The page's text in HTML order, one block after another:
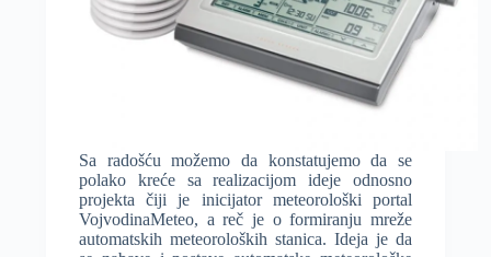
Sa radošću možemo da konstatujemo da se
polako kreće sa realizacijom ideje odnosno
projekta čiji je inicijator meteorološki portal
VojvodinaMeteo, a reč je o formiranju mreže
automatskih meteoroloških stanica. Ideja je da